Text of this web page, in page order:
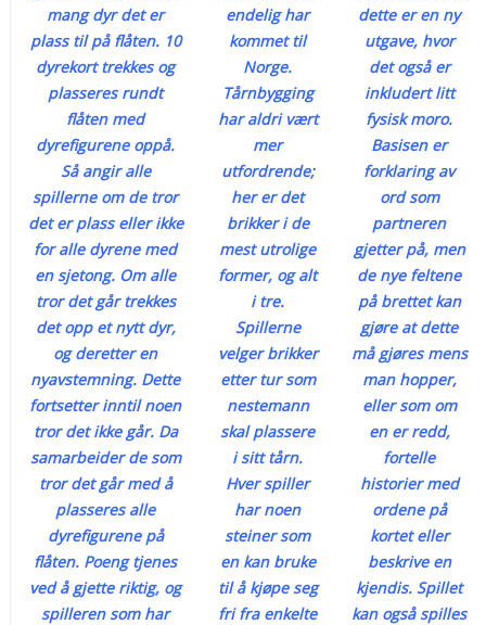
mang dyr det er
plass til på flåten. 10
dyrekort trekkes og
plasseres rundt
flåten med
dyrefigurene oppå.
Så angir alle
spillerne om de tror
det er plass eller ikke
for alle dyrene med
en sjetong. Om alle
tror det går trekkes
det opp et nytt dyr,
og deretter en
nyavstemning. Dette
fortsetter inntil noen
tror det ikke går. Da
samarbeider de som
tror det går med å
plasseres alle
dyrefigurene på
flåten. Poeng tjenes
ved å gjette riktig, og
spilleren som har
endelig har
kommet til
Norge.
Tårnbygging
har aldri vært
mer
utfordrende;
her er det
brikker i de
mest utrolige
former, og alt
i tre.
Spillerne
velger brikker
etter tur som
nestemann
skal plassere
i sitt tårn.
Hver spiller
har noen
steiner som
en kan bruke
til å kjøpe seg
fri fra enkelte
dette er en ny
utgave, hvor
det også er
inkludert litt
fysisk moro.
Basisen er
forklaring av
ord som
partneren
gjetter på, men
de nye feltene
på brettet kan
gjøre at dette
må gjøres mens
man hopper,
eller som om
en er redd,
fortelle
historier med
ordene på
kortet eller
beskrive en
kjendis. Spillet
kan også spilles